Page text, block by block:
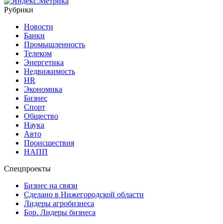
Рубрики
Новости
Банки
Промышленность
Телеком
Энергетика
Недвижимость
HR
Экономика
Бизнес
Спорт
Общество
Наука
Авто
Происшествия
НАПП
Спецпроекты
Бизнес на связи
Сделано в Нижегородской области
Лидеры агробизнеса
Бор. Лидеры бизнеса